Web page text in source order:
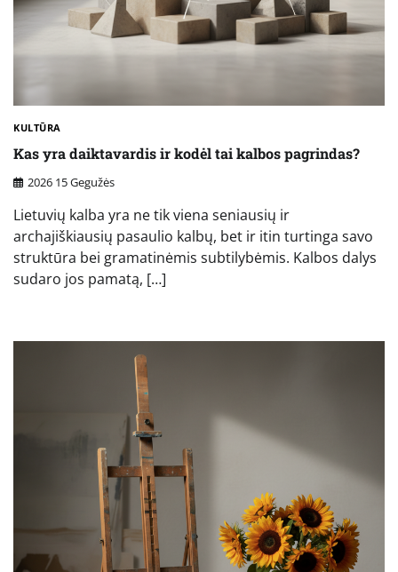
KULTŪRA
Kas yra daiktavardis ir kodėl tai kalbos pagrindas?
2026 15 Gegužės
Lietuvių kalba yra ne tik viena seniausių ir
archajiškiausių pasaulio kalbų, bet ir itin turtinga savo
struktūra bei gramatinėmis subtilybėmis. Kalbos dalys
sudaro jos pamatą, […]